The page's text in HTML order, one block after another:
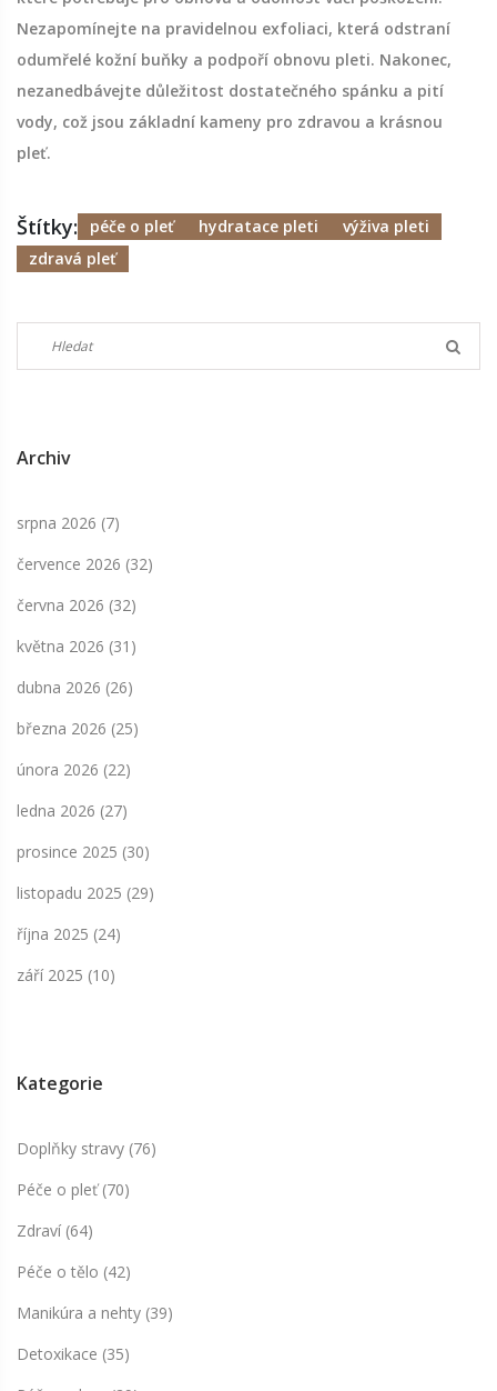
Nezapomínejte na pravidelnou exfoliaci, která odstraní
odumřelé kožní buňky a podpoří obnovu pleti. Nakonec,
nezanedbávejte důležitost dostatečného spánku a pití
vody, což jsou základní kameny pro zdravou a krásnou
pleť.
Štítky: péče o pleť hydratace pleti
výživa pleti
zdravá pleť
Archiv
srpna 2026 (7)
července 2026 (32)
června 2026 (32)
května 2026 (31)
dubna 2026 (26)
března 2026 (25)
února 2026 (22)
ledna 2026 (27)
prosince 2025 (30)
listopadu 2025 (29)
října 2025 (24)
září 2025 (10)
Kategorie
Doplňky stravy (76)
Péče o pleť(70)
Zdraví (64)
Péče o tělo (42)
Manikúra a nehty (39)
Detoxikace (35)